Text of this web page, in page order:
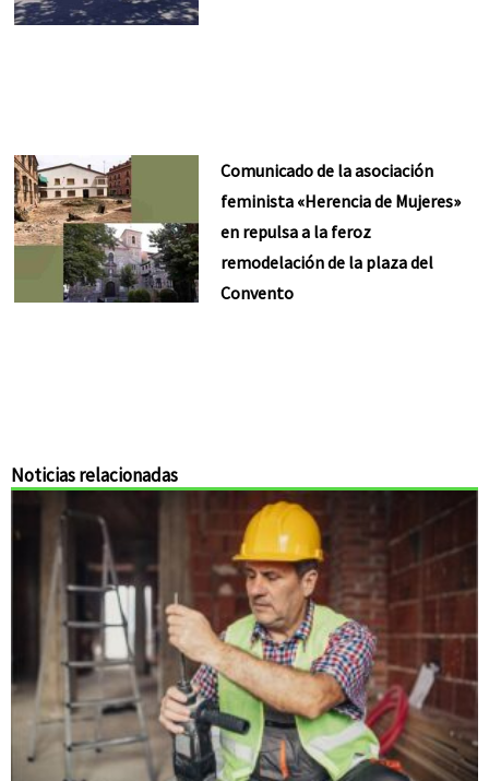
Comunicado de la asociación
feminista «Herencia de Mujeres»
en repulsa a la feroz
remodelación de la plaza del
Convento
Noticias relacionadas